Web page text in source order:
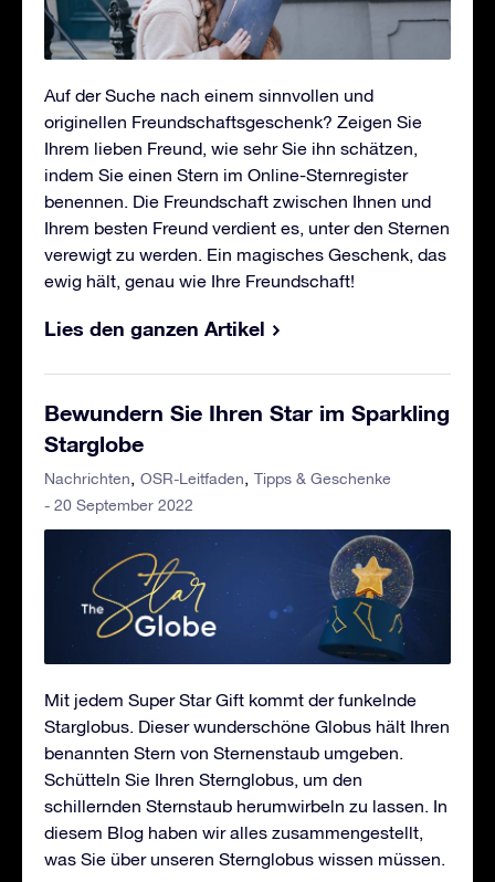
Auf der Suche nach einem sinnvollen und
originellen Freundschaftsgeschenk? Zeigen Sie
Ihrem lieben Freund, wie sehr Sie ihn schätzen,
indem Sie einen Stern im Online-Sternregister
benennen. Die Freundschaft zwischen Ihnen und
Ihrem besten Freund verdient es, unter den Sternen
verewigt zu werden. Ein magisches Geschenk, das
ewig hält, genau wie Ihre Freundschaft!
Lies den ganzen Artikel
Bewundern Sie Ihren Star im Sparkling
Starglobe
Nachrichten OSR-Leitfaden
Tipps & Geschenke
- 20 September 2022
Mit jedem Super Star Gift kommt der funkelnde
Starglobus. Dieser wunderschöne Globus hält Ihren
benannten Stern von Sternenstaub umgeben.
Schütteln Sie Ihren Sternglobus, um den
schillernden Sternstaub herumwirbeln zu lassen. In
diesem Blog haben wir alles zusammengestellt,
was Sie über unseren Sternglobus wissen müssen.